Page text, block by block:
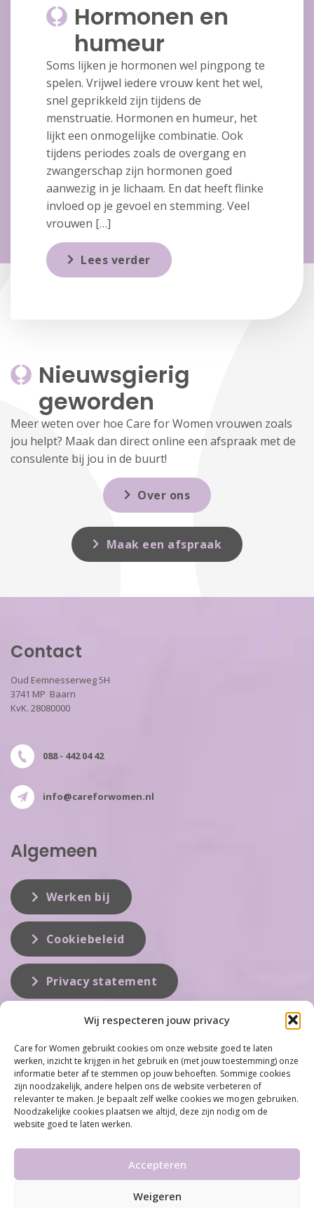
Wij respecteren jouw privacy
Care for Women gebruikt cookies om onze website goed te laten
werken, inzicht te krijgen in het gebruik en (met jouw toestemming) onze
informatie beter af te stemmen op jouw behoeften. Sommige cookies
zijn noodzakelijk, andere helpen ons de website verbeteren of
relevanter te maken. Je bepaalt zelf welke cookies we mogen gebruiken.
Noodzakelijke cookies plaatsen we altijd, deze zijn nodig om de
website goed te laten werken.
Accepteren
Weigeren
Hormonen en
humeur
Soms lijken je hormonen wel pingpong te
spelen. Vrijwel iedere vrouw kent het wel,
snel geprikkeld zijn tijdens de
menstruatie. Hormonen en humeur, het
lijkt een onmogelijke combinatie. Ook
tijdens periodes zoals de overgang en
zwangerschap zijn hormonen goed
aanwezig in je lichaam. En dat heeft flinke
invloed op je gevoel en stemming. Veel
vrouwen […]
Lees verder
Nieuwsgierig
geworden
Meer weten over hoe Care for Women vrouwen zoals
jou helpt? Maak dan direct online een afspraak met de
consulente bij jou in de buurt!
Over ons
Maak een afspraak
Contact
Oud Eemnesserweg 5H
3741 MP Baarn
KvK. 28080000
088 - 442 04 42
info@careforwomen.nl
Algemeen
Werken bij
Cookiebeleid
Privacy statement
Care for Women is de eerste organisatie die zich inzet op het gebied
van hormonale problemen bij vrouwen. Met ruim 100 locaties
behoort Care for Women tot één van de grootste organisaties op dit
vakgebied...